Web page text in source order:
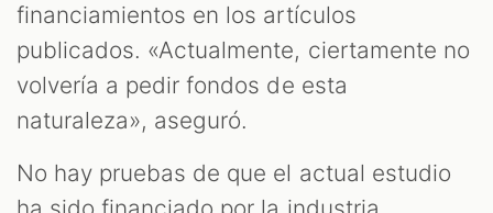
financiamientos en los artículos
publicados. «Actualmente, ciertamente no
volvería a pedir fondos de esta
naturaleza», aseguró.
No hay pruebas de que el actual estudio